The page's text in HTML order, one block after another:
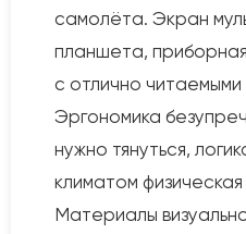
самолёта. Экран
планшета,
с отлично
Эргономика
нужно тянуться,
климатом физическая
Материалы